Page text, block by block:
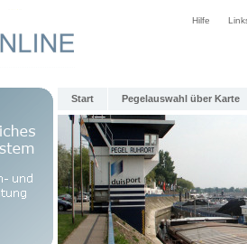
Hilfe
Start Pegelauswahl über Karte